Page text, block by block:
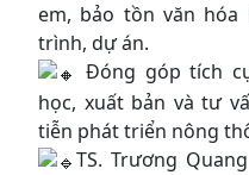
em, bảo tồn văn
trình, dự án.
Đóng góp tích
học, xuất bản và tư
tiễn phát triển nông
TS. Trương